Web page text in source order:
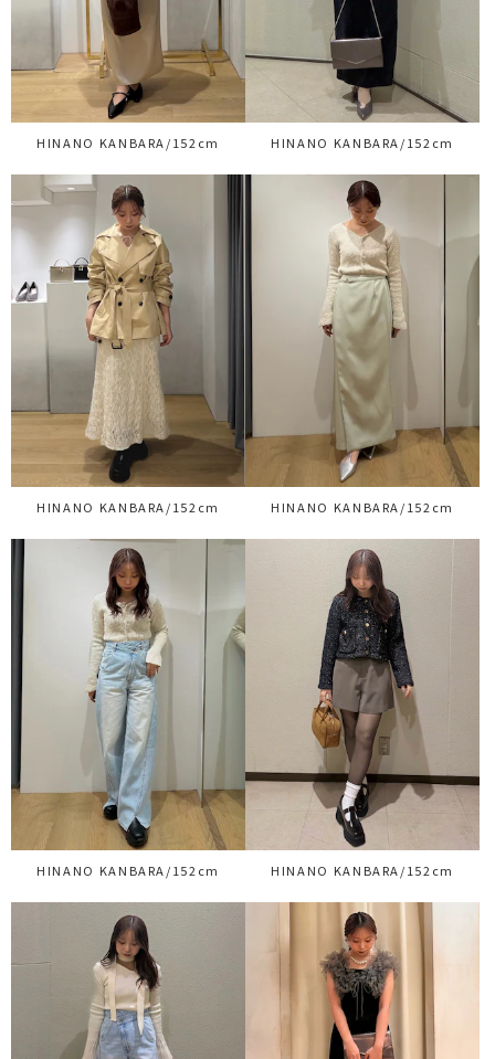
HINANO KANBARA/152cm HINANO KANBARA/152cm
HINANO KANBARA/152cm HINANO KANBARA/152cm
HINANO KANBARA/152cm HINANO KANBARA/152cm